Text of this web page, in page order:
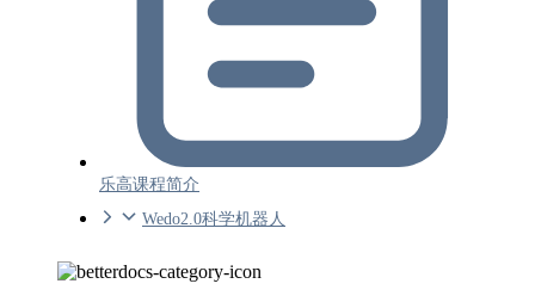
乐高课程简介
Wedo2.0科学机器人